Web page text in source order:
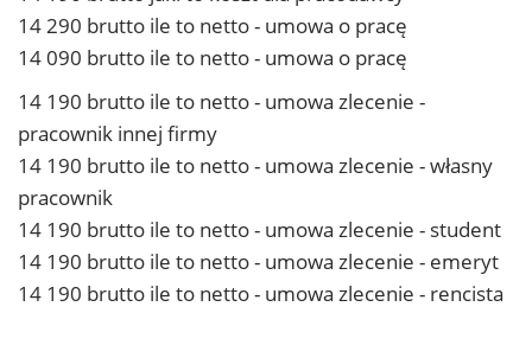
14 290 brutto ile to netto - umowa o pracę
14 090 brutto ile to netto - umowa o pracę
14 190 brutto ile to netto - umowa zlecenie -
pracownik innej firmy
14 190 brutto ile to netto - umowa zlecenie - własny
pracownik
14 190 brutto ile to netto - umowa zlecenie - student
14 190 brutto ile to netto - umowa zlecenie - emeryt
14 190 brutto ile to netto - umowa zlecenie - rencista